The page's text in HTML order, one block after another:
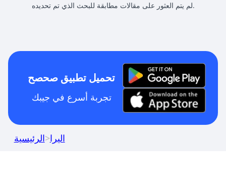
لم يتم العثور على مقالات مطابقة للبحث الذي تم تحديده.
تحميل تطبيق صحصح
تجربة أسرع في جيبك
الرئيسية>اليرا